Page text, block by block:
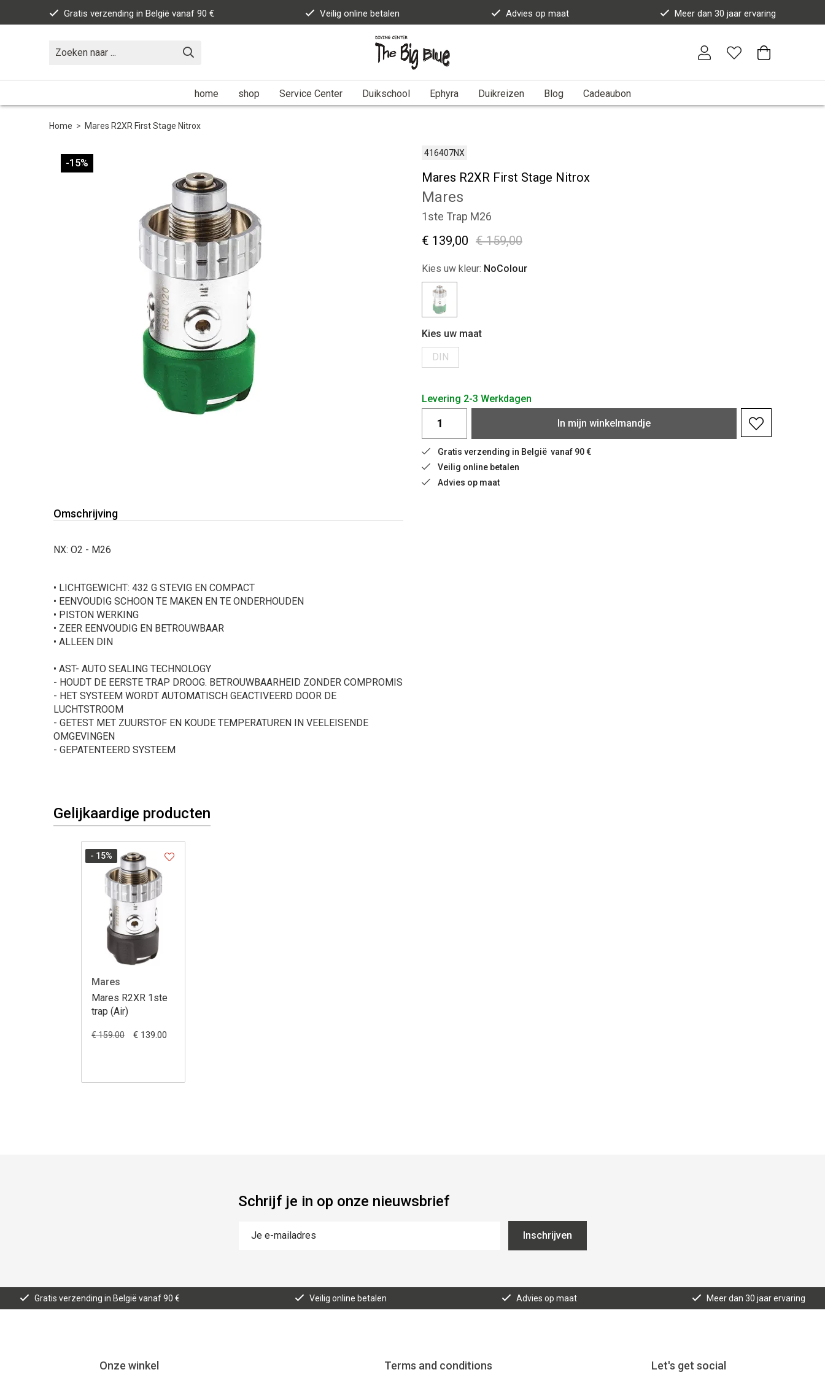
Gratis verzending in België vanaf 90 € Veilig online betalen Advies op maat Meer dan 30 jaar ervaring
home shop Service Center Duikschool Ephyra Duikreizen Blog Cadeaubon
Home > Mares R2XR First Stage Nitrox
-15%
416407NX
Mares R2XR First Stage Nitrox
Mares
1ste Trap M26
€ 159,00
€ 139,00
Kies uw kleur: NoColour
Kies uw maat
DIN
Levering 2-3 Werkdagen
In mijn winkelmandje
Gratis verzending in België  vanaf 90 €
Veilig online betalen
Advies op maat
Omschrijving
NX: O2 - M26
• LICHTGEWICHT: 432 G STEVIG EN COMPACT
• EENVOUDIG SCHOON TE MAKEN EN TE ONDERHOUDEN
• PISTON WERKING
• ZEER EENVOUDIG EN BETROUWBAAR
• ALLEEN DIN
• AST- AUTO SEALING TECHNOLOGY
- HOUDT DE EERSTE TRAP DROOG. BETROUWBAARHEID ZONDER COMPROMIS
- HET SYSTEEM WORDT AUTOMATISCH GEACTIVEERD DOOR DE
LUCHTSTROOM
- GETEST MET ZUURSTOF EN KOUDE TEMPERATUREN IN VEELEISENDE
OMGEVINGEN
- GEPATENTEERD SYSTEEM
Gelijkaardige producten
Mares
Mares R2XR 1ste
trap (Air)
€ 159.00 € 139.00
- 15%
Schrijf je in op onze nieuwsbrief
Inschrijven
Gratis verzending in België vanaf 90 € Veilig online betalen Advies op maat Meer dan 30 jaar ervaring
Onze winkel Terms and conditions Let's get social